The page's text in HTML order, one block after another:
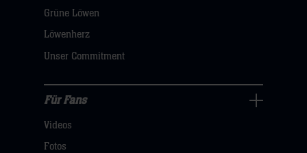
öffnen,
dann
hier
Grüne Löwen
Löwenherz
Unser Commitment
Fans
Navigation
Für Fans
Videos
Fotos